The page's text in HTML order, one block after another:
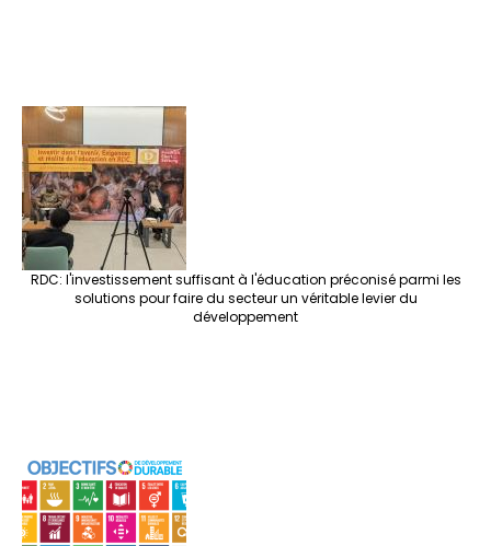
RDC: l'investissement suffisant à l'éducation préconisé parmi les
solutions pour faire du secteur un véritable levier du
développement